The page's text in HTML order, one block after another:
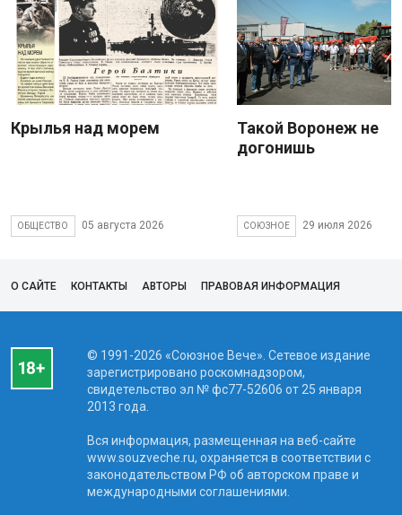
Крылья над морем
ОБЩЕСТВО 05 августа 2026
Такой Воронеж не
догонишь
СОЮЗНОЕ 29 июля 2026
О САЙТЕ КОНТАКТЫ АВТОРЫ ПРАВОВАЯ ИНФОРМАЦИЯ
© 1991-2026 «Союзное Вече». Сетевое издание
зарегистрировано роскомнадзором,
свидетельство эл № фc77-52606 от 25 января
2013 года.
Вся информация, размещенная на веб-сайте
www.souzveche.ru, охраняется в соответствии с
законодательством РФ об авторском праве и
международными соглашениями.